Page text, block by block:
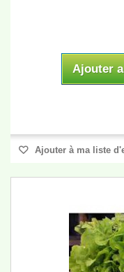
Ajouter
Ajouter à ma liste